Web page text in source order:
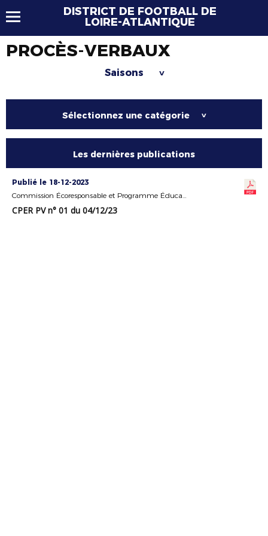
DISTRICT DE FOOTBALL DE
LOIRE-ATLANTIQUE
PROCÈS-VERBAUX
Saisons >
Sélectionnez une catégorie >
Les dernières publications
Publié le 18-12-2023
Commission Écoresponsable et Programme Éducatif Fédéral
CPER PV n° 01 du 04/12/23